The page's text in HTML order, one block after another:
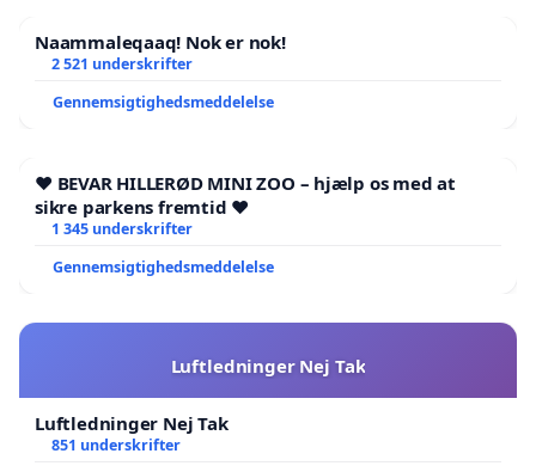
Naammaleqaaq! Nok er nok!
2 521 underskrifter
Gennemsigtighedsmeddelelse
❤️ BEVAR HILLERØD MINI ZOO – hjælp os med at
sikre parkens fremtid ❤️
1 345 underskrifter
Gennemsigtighedsmeddelelse
Luftledninger Nej Tak
Luftledninger Nej Tak
851 underskrifter